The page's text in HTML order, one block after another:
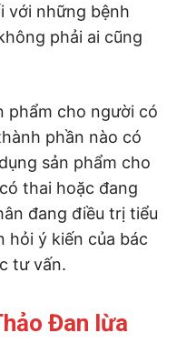
với những bệnh
phải ai cũng
phẩm cho người có
phần nào có
sản phẩm cho
thai hoặc đang
đang điều trị tiểu
hỏi ý kiến của bác
tư vấn.
Đan lừa